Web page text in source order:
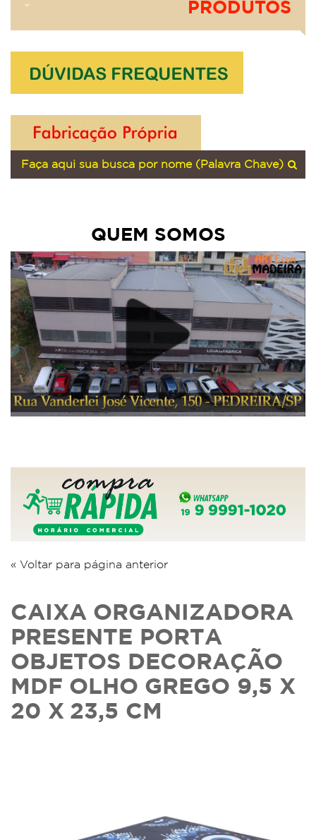
PRODUTOS
QUEM SOMOS
« Voltar para página anterior
CAIXA ORGANIZADORA
PRESENTE PORTA
OBJETOS DECORAÇÃO
MDF OLHO GREGO 9,5 X
20 X 23,5 CM